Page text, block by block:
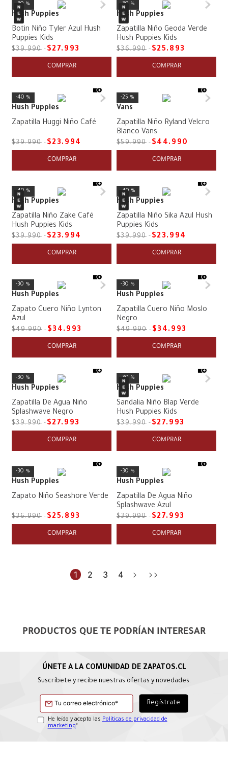
30 %
Hush Puppies
Botin Niño Tyler Azul Hush
Puppies Kids
$39.990 $27. 993
COMPRAR
30 %
Hush Puppies
Zapatilla Niño Geoda Verde
Hush Puppies Kids
$36.990 $25. 893
COMPRAR
40 %
Hush Puppies
Zapatilla Huggi Niño Café
$39.990 $23. 994
COMPRAR
25 %
Vans
Zapatilla Niño Ryland Velcro
Blanco Vans
$59.990 $44. 990
COMPRAR
40 %
Hush Puppies
Zapatilla Niño Zake Café
Hush Puppies Kids
$39.990 $23. 994
COMPRAR
40 %
Hush Puppies
Zapatilla Niño Sika Azul Hush
Puppies Kids
$39.990 $23. 994
COMPRAR
30 %
Hush Puppies
Zapato Cuero Niño Lynton
Azul
$49.990 $34. 993
COMPRAR
30 %
Hush Puppies
Zapatilla Cuero Niño Moslo
Negro
$49.990 $34. 993
COMPRAR
30 %
Hush Puppies
Zapatilla De Agua Niño
Splashwave Negro
$39.990 $27. 993
COMPRAR
30 %
Hush Puppies
Sandalia Niño Blap Verde
Hush Puppies Kids
$39.990 $27. 993
COMPRAR
30 %
Hush Puppies
Zapato Niño Seashore Verde
$36.990 $25. 893
COMPRAR
30 %
Hush Puppies
Zapatilla De Agua Niño
Splashwave Azul
$39.990 $27. 993
COMPRAR
1 2 3 4
PRODUCTOS QUE TE PODRÍAN INTERESAR
Suscríbete y recibe nuestras ofertas y novedades.
He leído y acepto las Políticas de privacidad de
marketing*